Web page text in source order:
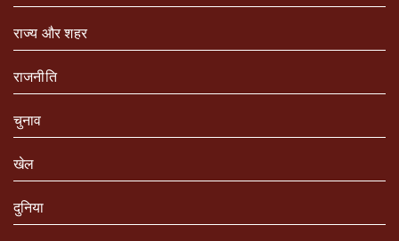
राज्य और शहर
राजनीति
चुनाव
खेल
दुनिया